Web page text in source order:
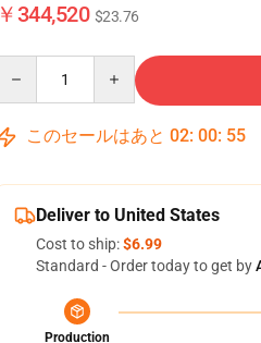
￥344,520 $23.76
このセールはあと 02: 00: 54
Deliver to United States
Cost to ship:$6.99
Standard - Order today to get by
Production